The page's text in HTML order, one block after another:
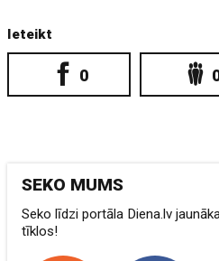
Ieteikt
0
SEKO MUMS
Seko līdzi portāla Diena.lv
tīklos!